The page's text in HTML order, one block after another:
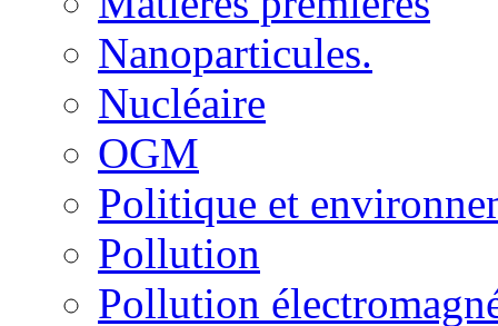
Nanoparticules.
Nucléaire
OGM
Politique et
Pollution
Pollution